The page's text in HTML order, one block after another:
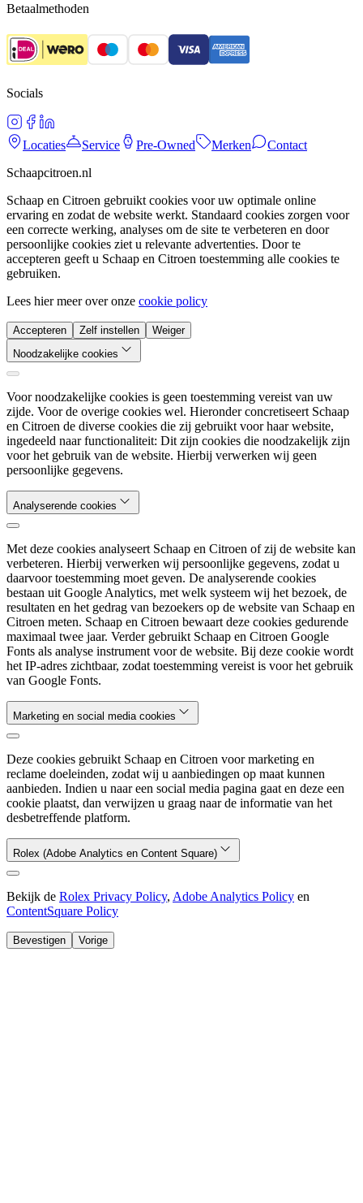
Betaalmethoden
Socials
Locaties Service Pre-Owned Merken
Contact
Schaapcitroen.nl
Schaap en Citroen gebruikt cookies voor uw optimale online
ervaring en zodat de website werkt. Standaard cookies zorgen voor
een correcte werking, analyses om de site te verbeteren en door
persoonlijke cookies ziet u relevante advertenties. Door te
accepteren geeft u Schaap en Citroen toestemming alle cookies te
gebruiken.
Lees hier meer over onze cookie policy
Accepteren Zelf instellen
Weiger
Noodzakelijke cookies
Voor noodzakelijke cookies is geen toestemming vereist van uw
zijde. Voor de overige cookies wel. Hieronder concretiseert Schaap
en Citroen de diverse cookies die zij gebruikt voor haar website,
ingedeeld naar functionaliteit: Dit zijn cookies die noodzakelijk zijn
voor het gebruik van de website. Hierbij verwerken wij geen
persoonlijke gegevens.
Analyserende cookies
Met deze cookies analyseert Schaap en Citroen of zij de website kan
verbeteren. Hierbij verwerken wij persoonlijke gegevens, zodat u
daarvoor toestemming moet geven. De analyserende cookies
bestaan uit Google Analytics, met welk systeem wij het bezoek, de
resultaten en het gedrag van bezoekers op de website van Schaap en
Citroen meten. Schaap en Citroen bewaart deze cookies gedurende
maximaal twee jaar. Verder gebruikt Schaap en Citroen Google
Fonts als analyse instrument voor de website. Bij deze cookie wordt
het IP-adres zichtbaar, zodat toestemming vereist is voor het gebruik
van Google Fonts.
Marketing en social media cookies
Deze cookies gebruikt Schaap en Citroen voor marketing en
reclame doeleinden, zodat wij u aanbiedingen op maat kunnen
aanbieden. Indien u naar een social media pagina gaat en deze een
cookie plaatst, dan verwijzen u graag naar de informatie van het
desbetreffende platform.
Rolex (Adobe Analytics en Content Square)
Bekijk de Rolex Privacy Policy, Adobe Analytics Policy en
ContentSquare Policy
Bevestigen Vorige